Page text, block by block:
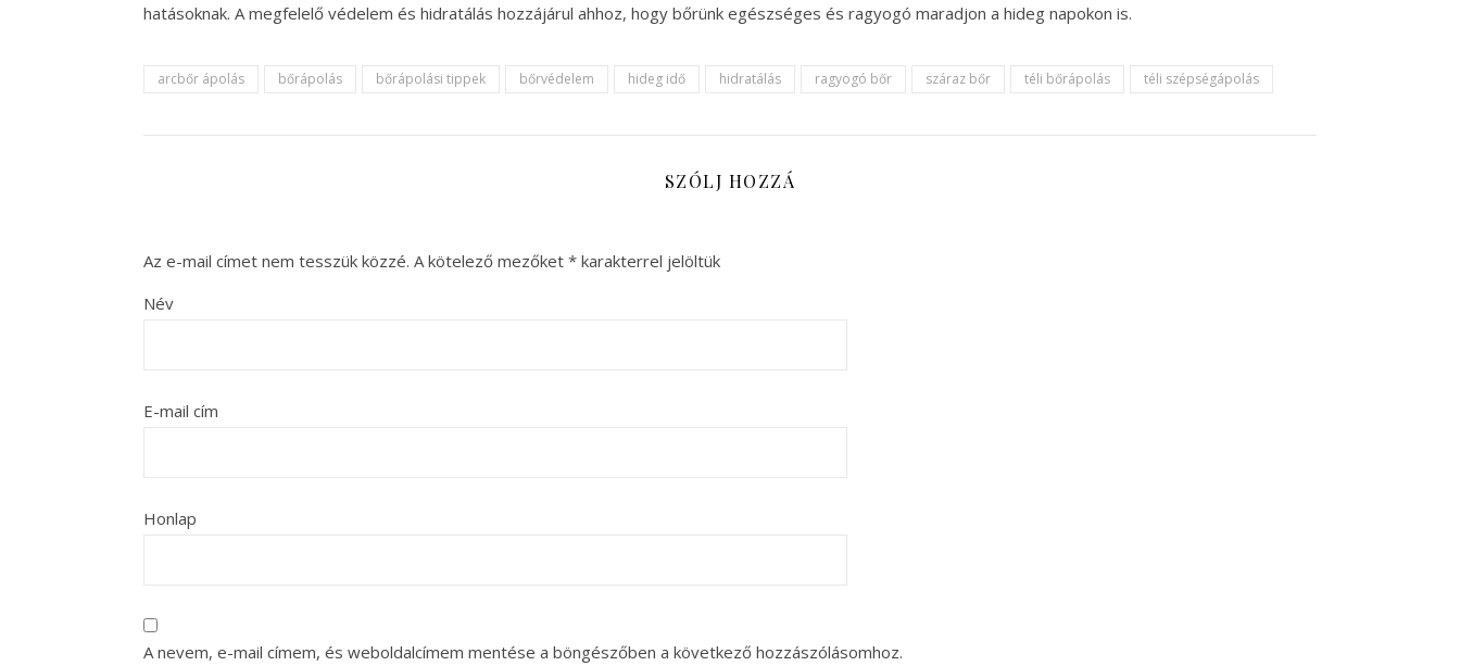
hatásoknak. A megfelelő védelem és hidratálás hozzájárul ahhoz, hogy bőrünk egészséges és ragyogó maradjon a hideg napokon is.
arcbőr ápolás bőrápolás bőrápolási tippek bőrvédelem hideg idő hidratálás ragyogó bőr száraz bőr téli bőrápolás téli szépségápolás
SZÓLJ HOZZÁ
Az e-mail címet nem tesszük közzé. A kötelező mezőket * karakterrel jelöltük
Név
E-mail cím
Honlap
A nevem, e-mail címem, és weboldalcímem mentése a böngészőben a következő hozzászólásomhoz.